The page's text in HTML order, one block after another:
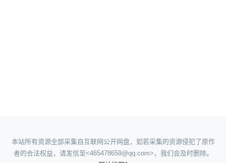
本站所有资源全部采集自互联网公开网盘，如若采集的资源侵犯了原作
者的合法权益，请发信至<465478659@qq.com>，我们会及时删除。